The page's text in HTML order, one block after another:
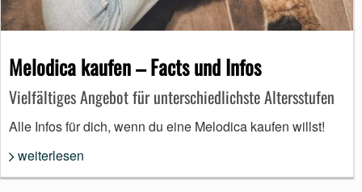
Melodica kaufen – Facts und Infos
Vielfältiges Angebot für unterschiedlichste Altersstufen
Alle Infos für dich, wenn du eine Melodica kaufen willst!
weiterlesen